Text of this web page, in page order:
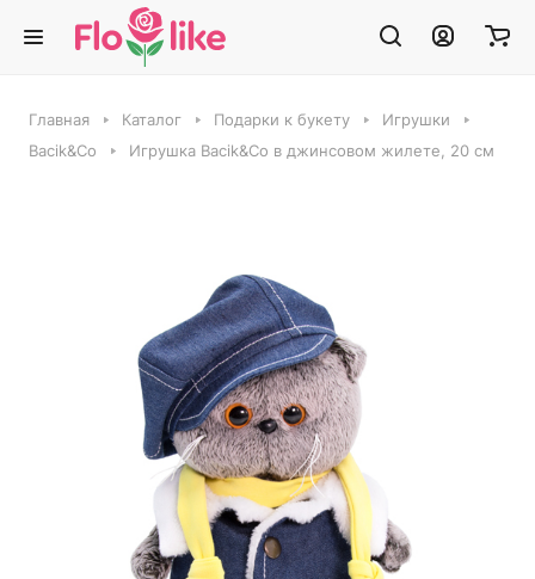
Главная Каталог Подарки к букету
Игрушки
Bacik&Co
Игрушка Bacik&Co в джинсовом жилете, 20 см